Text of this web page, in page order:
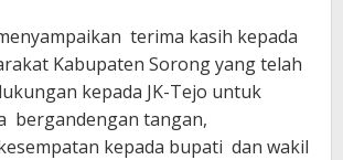
terima kasih kepada
Kabupaten Sorong yang telah
kepada JK-Tejo untuk
bergandengan tangan,
kepada bupati dan wakil